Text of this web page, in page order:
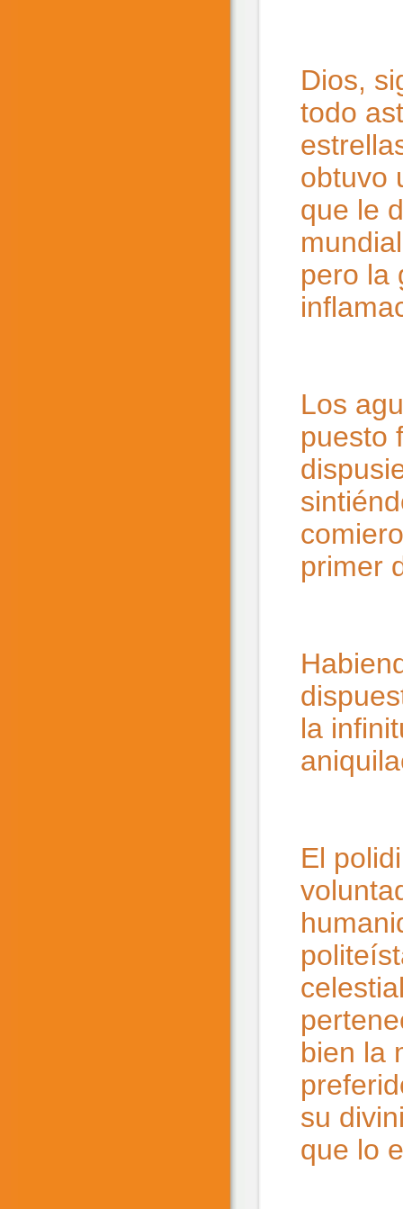
Dios,
todo
obtuvo
que le
pero la
Los
puesto
primer
la
El
bien la
su
que lo